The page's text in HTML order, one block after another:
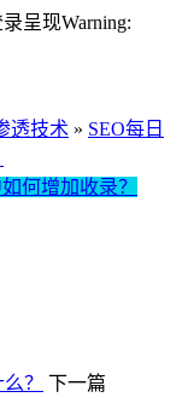
呈现Warning:
透技术 » SEO每日
何增加收录？
？
下一篇